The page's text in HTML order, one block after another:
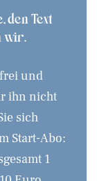
den Text
wir.
und
ihn nicht
sich
Start-Abo:
1